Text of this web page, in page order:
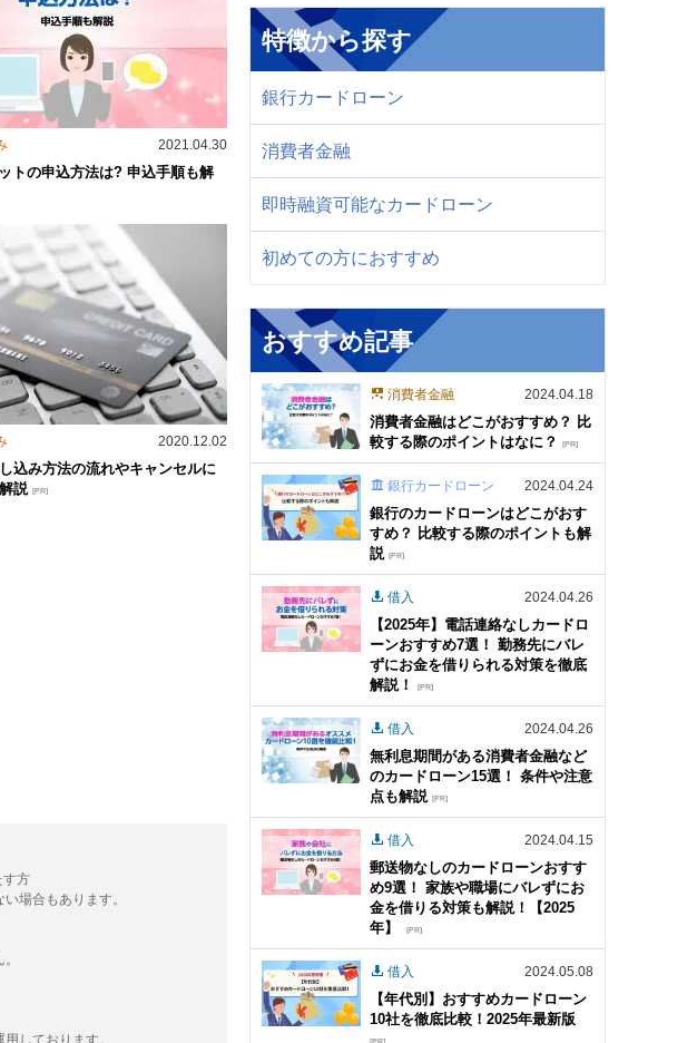
2021.04.30
トの申込方法は? 申込手順も解
2020.12.02
込み方法の流れやキャンセルに
説
[PR]
す方
場合もあります。
しております。
特徴から探す
銀行カードローン
消費者金融
即時融資可能なカードローン
初めての方におすすめ
おすすめ記事
消費者金融 2024.04.18
消費者金融はどこがおすすめ？ 比
較する際のポイントはなに？[PR]
銀行カードローン 2024.04.24
銀行のカードローンはどこがおす
すめ？ 比較する際のポイントも解
説[PR]
借入 2024.04.26
【2025年】電話連絡なしカードロ
ーンおすすめ7選！ 勤務先にバレ
ずにお金を借りられる対策を徹底
解説！[PR]
借入 2024.04.26
無利息期間がある消費者金融など
のカードローン15選！ 条件や注意
点も解説[PR]
借入 2024.04.15
郵送物なしのカードローンおすす
め9選！ 家族や職場にバレずにお
金を借りる対策も解説！【2025
年】
[PR]
借入 2024.05.08
【年代別】おすすめカードローン
10社を徹底比較！2025年最新版
[PR]